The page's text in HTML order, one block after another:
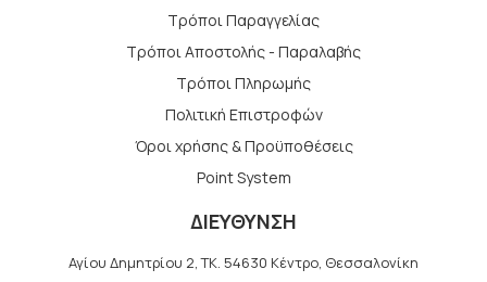
Τρόποι Παραγγελίας
Τρόποι Αποστολής - Παραλαβής
Tρόποι Πληρωμής
Πολιτική Επιστροφών
Όροι χρήσης & Προϋποθέσεις
Point System
ΔΙΕΥΘΥΝΣΗ
Αγίου Δημητρίου 2, TK. 54630 Κέντρο, Θεσσαλονίκη